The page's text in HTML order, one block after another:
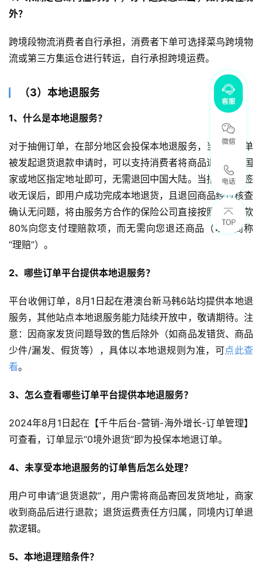
外？
跨境段物流消费者自行承担，消费者下单可选择菜鸟跨境物
流或第三方集运仓进行转运，自行承担跨境运费。
（3）本地退服务
1、什么是本地退服务？
对于抽佣订单，在部分地区会投保本地退服务，当该类订单
被发起退货退款申请时，可以支持消费者将商品退货至该国
家或地区指定地址即可，无需退回中国大陆。当指定地址签
收无误后，即用户成功完成本地退货，且退回商品经过核查
确认无问题，将由服务方合作的保险公司直接按照对应货款
80%向您支付理赔款项，而无需向您退还商品（以下简称
“理赔”）。
2、哪些订单平台提供本地退服务？
平台收佣订单，8月1日起在港澳台新马韩6站均提供本地退
服务，其他站点本地退服务能力陆续开放中，敬请期待。注
意：因商家发货问题导致的售后除外（如商品发错货、商品
少件/漏发、假货等），具体以本地退规则为准，可点此查
看。
3、怎么查看哪些订单平台提供本地退服务？
2024年8月1日起在【千牛后台-营销-海外增长-订单管理】
可查看，订单显示“0境外退货”即为投保本地退订单。
4、未享受本地退服务的订单售后怎么处理？
用户可申请“退货退款”，用户需将商品寄回发货地址，商家
收到商品后进行退款；退货运费责任方归属，同境内订单退
款逻辑。
5、本地退理赔条件？